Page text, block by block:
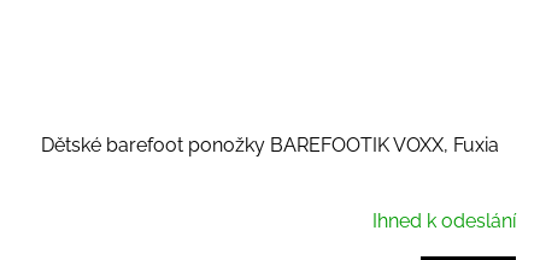
Dětské barefoot ponožky BAREFOOTIK VOXX, Fuxia
Ihned k odeslání